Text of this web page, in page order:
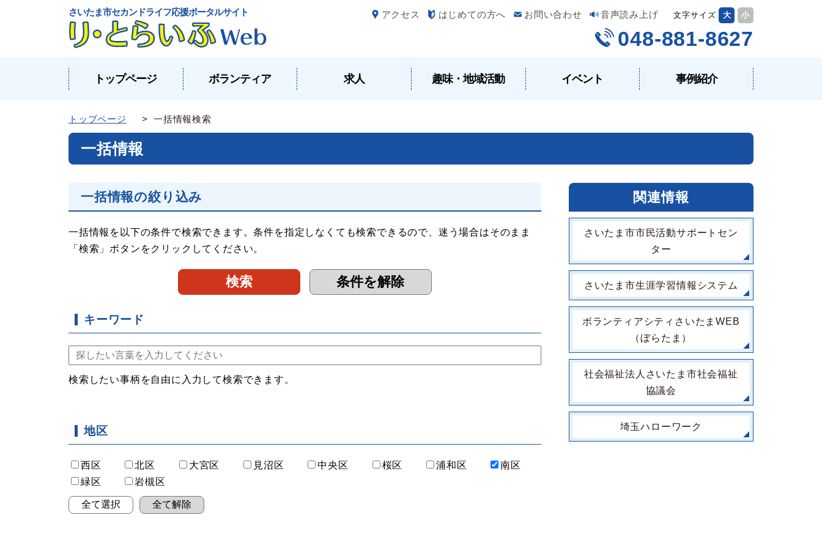
さいたま市セカンドライフ応援ポータルサイト アクセス はじめての方へ お問い合わせ 音声読み上げ 文字サイズ 大 小
048-881-8627
トップページ ボランティア 求人 趣味・地域活動 イベント 事例紹介
トップページ > 一括情報検索
一括情報
一括情報の絞り込み
一括情報を以下の条件で検索できます。条件を指定しなくても検索できるので、迷う場合はそのまま
「検索」ボタンをクリックしてください。
キーワード
検索したい事柄を自由に入力して検索できます。
地区
西区 北区 大宮区 見沼区 中央区 桜区 浦和区
南区
緑区
岩槻区
関連情報
さいたま市市民活動サポートセン
ター
さいたま市生涯学習情報システム
ボランティアシティさいたまWEB
（ぼらたま）
社会福祉法人さいたま市社会福祉
協議会
埼玉ハローワーク